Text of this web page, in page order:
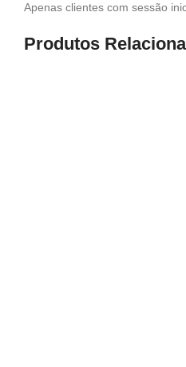
Apenas clientes com sessão
Produtos